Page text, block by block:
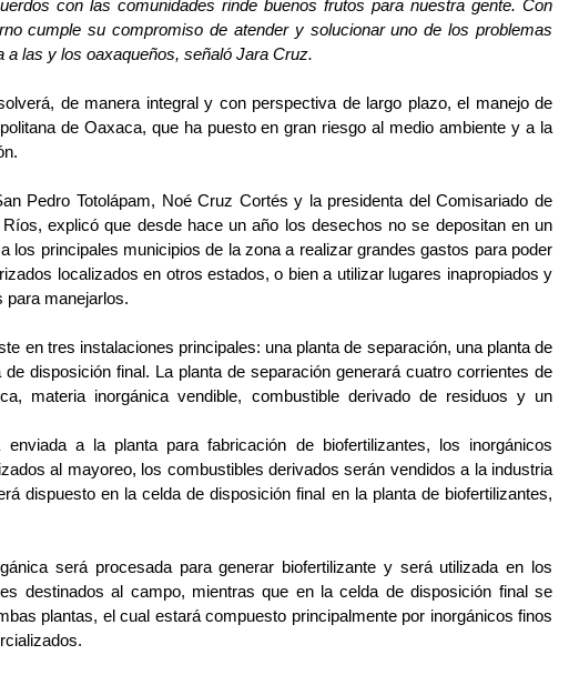
con las comunidades rinde buenos frutos para nuestra gente. Con
cumple su compromiso de atender y solucionar uno de los problemas
a las y los oaxaqueños, señaló Jara Cruz.
de manera integral y con perspectiva de largo plazo, el manejo de
de Oaxaca, que ha puesto en gran riesgo al medio ambiente y a la
Pedro Totolápam, Noé Cruz Cortés y la presidenta del Comisariado de
explicó que desde hace un año los desechos no se depositan en un
los principales municipios de la zona a realizar grandes gastos para poder
localizados en otros estados, o bien a utilizar lugares inapropiados y
para manejarlos.
en tres instalaciones principales: una planta de separación, una planta de
disposición final. La planta de separación generará cuatro corrientes de
materia inorgánica vendible, combustible derivado de residuos y un
a la planta para fabricación de biofertilizantes, los inorgánicos
al mayoreo, los combustibles derivados serán vendidos a la industria
dispuesto en la celda de disposición final en la planta de biofertilizantes,
será procesada para generar biofertilizante y será utilizada en los
destinados al campo, mientras que en la celda de disposición final se
plantas, el cual estará compuesto principalmente por inorgánicos finos